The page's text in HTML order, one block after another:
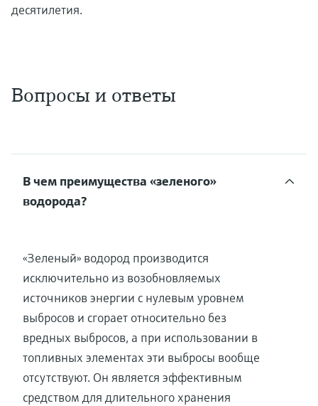
десятилетия.
Вопросы и ответы
В чем преимущества «зеленого»
водорода?
«Зеленый» водород производится
исключительно из возобновляемых
источников энергии с нулевым уровнем
выбросов и сгорает относительно без
вредных выбросов, а при использовании в
топливных элементах эти выбросы вообще
отсутствуют. Он является эффективным
средством для длительного хранения